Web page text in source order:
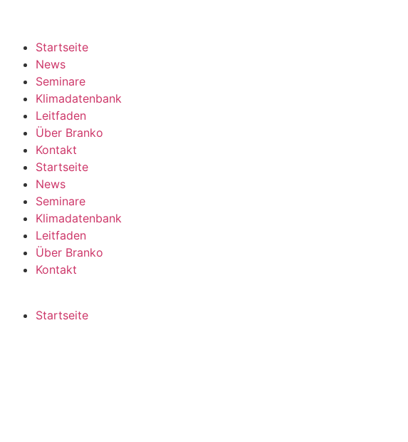
Startseite
News
Seminare
Klimadatenbank
Leitfaden
Über Branko
Kontakt
Startseite
News
Seminare
Klimadatenbank
Leitfaden
Über Branko
Kontakt
Startseite